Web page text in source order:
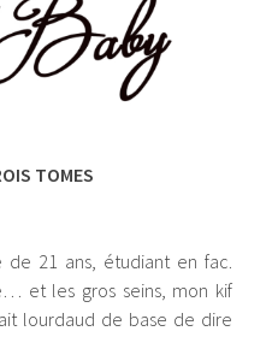
TOMES
de 21 ans, étudiant en fac.
et les gros seins, mon kif
lourdaud de base de dire